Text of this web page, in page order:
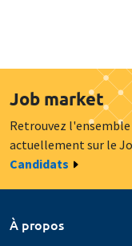
Job market
Retrouvez
actuellement sur le
Candidats
À propos